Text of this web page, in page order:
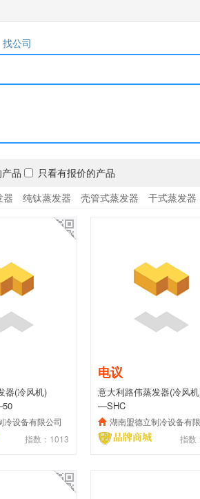
找公司
品 只看有报价的产品
器 纯钛蒸发器 壳管式蒸发器 干式蒸发器
器(冷风机)
冷设备有限公司
指数：1013
电议
意大利路伟蒸发器(冷风
—SHC
湖南盟德立制冷设备有
指数